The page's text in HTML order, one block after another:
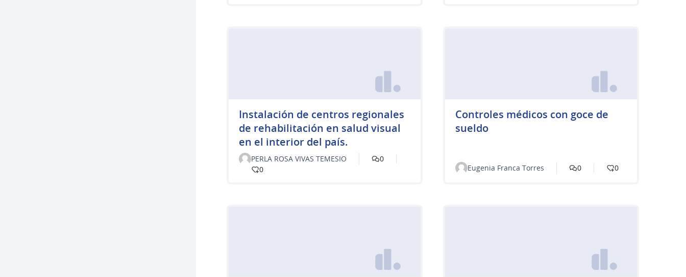
Instalación de centros regionales
de rehabilitación en salud visual
en el interior del país.
PERLA ROSA VIVAS TEMESIO
0
0
Controles médicos con goce de
sueldo
Eugenia Franca Torres 0 0